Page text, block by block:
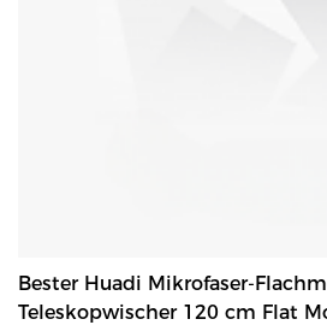
Bester Huadi Mikrofaser-
Teleskopwischer 120 cm Flat